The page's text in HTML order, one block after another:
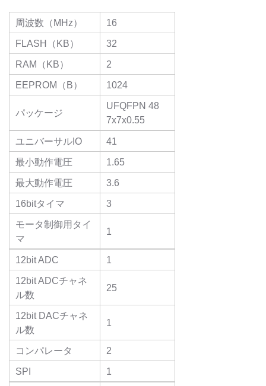
周波数（MHz）
16
FLASH（KB）
32
RAM（KB）
2
EEPROM（B）
1024
パッケージ
UFQFPN 48
7x7x0.55
ユニバーサルIO
41
最小動作電圧
1.65
最大動作電圧
3.6
16bitタイマ
3
モータ制御用タイ
マ
1
12bit ADC
1
12bit ADCチャネ
ル数
25
12bit DACチャネ
ル数
1
コンパレータ
2
SPI
1